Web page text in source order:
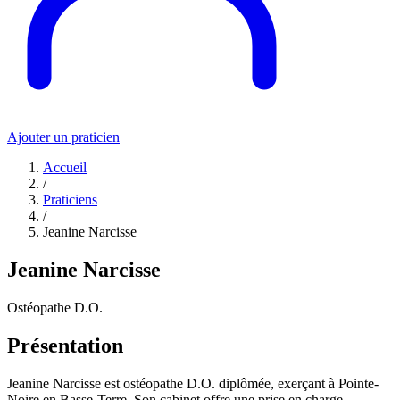
Ajouter un praticien
Accueil
/
Praticiens
/
Jeanine Narcisse
Jeanine Narcisse
Ostéopathe D.O.
Présentation
Jeanine Narcisse est ostéopathe D.O. diplômée, exerçant à Pointe-